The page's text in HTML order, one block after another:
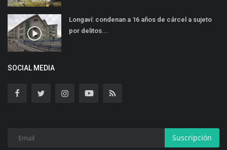
Longaví: condenan a 16 años de cárcel a sujeto
por delitos...
SOCIAL MEDIA
Suscripción